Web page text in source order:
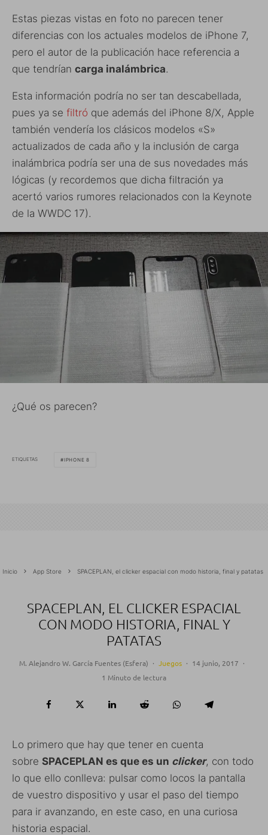
Estas piezas vistas en foto no parecen tener
diferencias con los actuales modelos de iPhone 7,
pero el autor de la publicación hace referencia a
que tendrían carga inalámbrica.
Esta información podría no ser tan descabellada,
pues ya se filtró que además del iPhone 8/X, Apple
también vendería los clásicos modelos «S»
actualizados de cada año y la inclusión de carga
inalámbrica podría ser una de sus novedades más
lógicas (y recordemos que dicha filtración ya
acertó varios rumores relacionados con la Keynote
de la WWDC 17).
¿Qué os parecen?
ETIQUETAS IPHONE 8
Inicio App Store SPACEPLAN, el clicker espacial con modo historia, final y patatas
SPACEPLAN, EL CLICKER ESPACIAL
CON MODO HISTORIA, FINAL Y
PATATAS
M. Alejandro W. García Fuentes (Esfera) · Juegos · 14 junio, 2017 ·
1 Minuto de lectura
Lo primero que hay que tener en cuenta
sobre SPACEPLAN es que es un clicker, con todo
lo que ello conlleva: pulsar como locos la pantalla
de vuestro dispositivo y usar el paso del tiempo
para ir avanzando, en este caso, en una curiosa
historia espacial.